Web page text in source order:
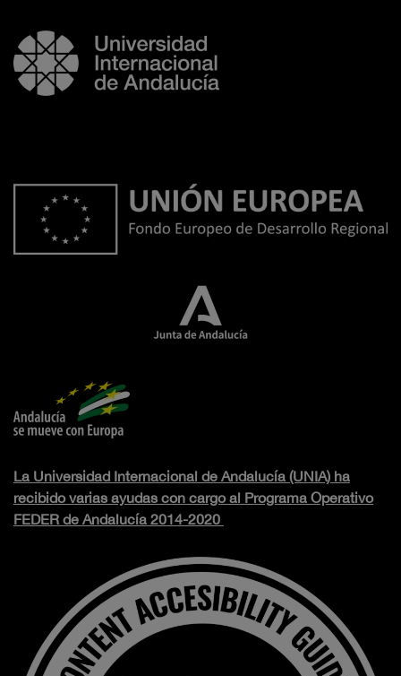
La Universidad Internacional de Andalucía (UNIA) ha
recibido varias ayudas con cargo al Programa Operativo
FEDER de Andalucía 2014-2020